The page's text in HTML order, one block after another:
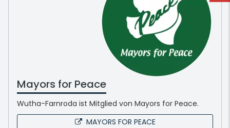
Mayors for Peace
Wutha-Farnroda ist Mitglied von Mayors for Peace.
MAYORS FOR PEACE